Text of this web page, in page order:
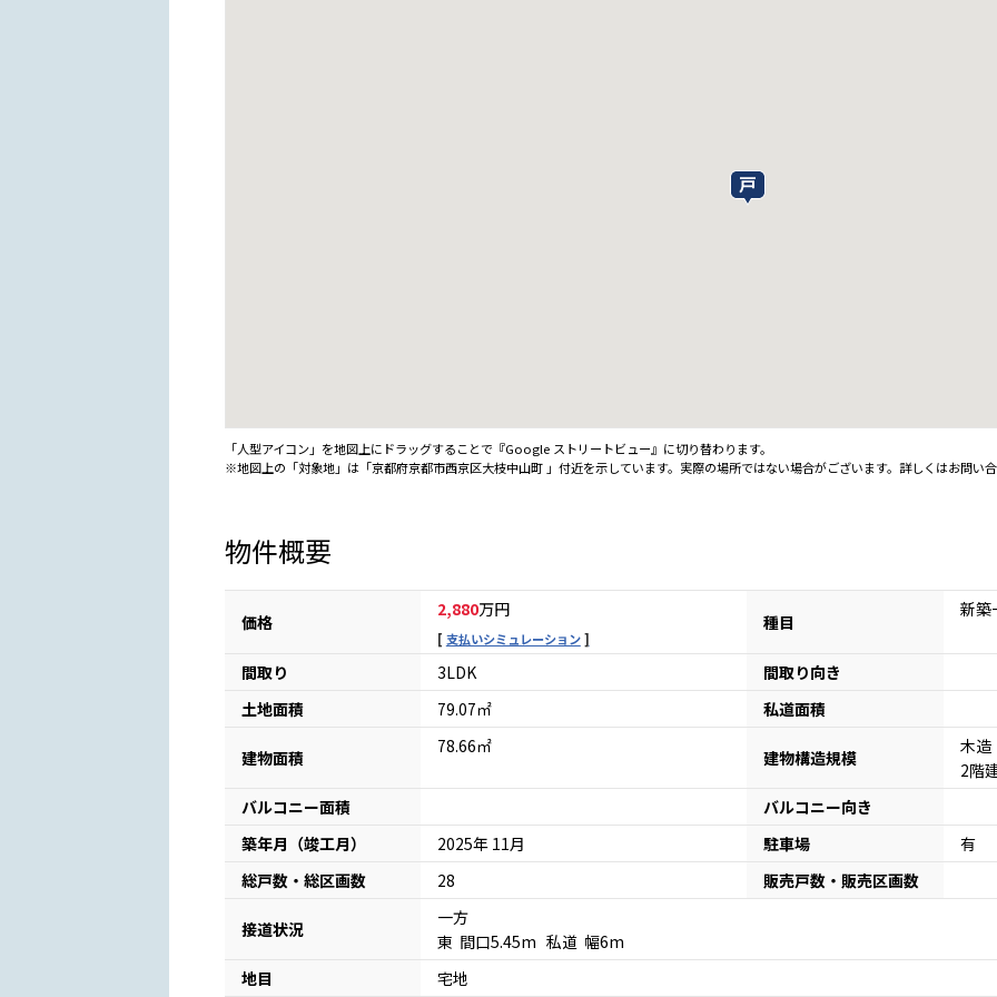
「人型アイコン」を地図上にドラッグすることで『Google ストリートビュー』に切り替わります。
※地図上の「対象地」は「京都府京都市西京区大枝中山町 」付近を示しています。実際の場所ではない場合がございます。詳しくはお問い合
物件概要
価格
2,880万円
支払いシミュレーション
種目
新築
間取り 3LDK
間取り向き
土地面積
79.07㎡ 私道面積
建物面積
78.66㎡
建物構造規模
木造
2階
バルコニー面積
バルコニー向き
築年月（竣工月）
2025年 11月 駐車場
有
総戸数・総区画数
28 販売戸数・販売区画数
接道状況
一方
東 間口5.45m 私道 幅6m
地目
宅地